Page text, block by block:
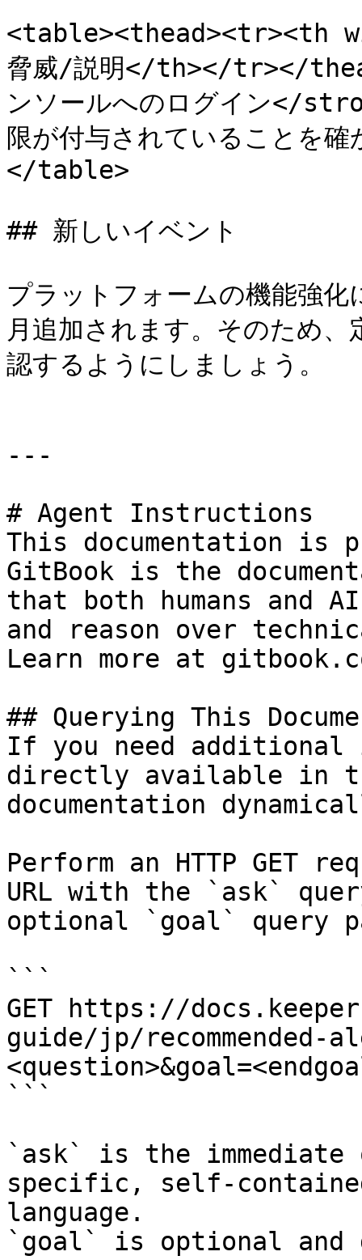
<table><thead><tr><th
脅威/説明</th></tr></
ンソールへのログイン</
限が付与されていること
</table>
## 新しいイベント
プラットフォームの機能強
月追加されます。そのため
認するようにしましょう。
---
# Agent Instructions
This documentation is
GitBook is the
that both humans and
and reason over
Learn more at
## Querying This
If you need
directly available in
documentation
Perform an HTTP GET
URL with the `ask`
optional `goal` query
```
GET https://
guide/jp/recommended-
```
`ask` is the
specific, self-
language.
`goal` is optional and